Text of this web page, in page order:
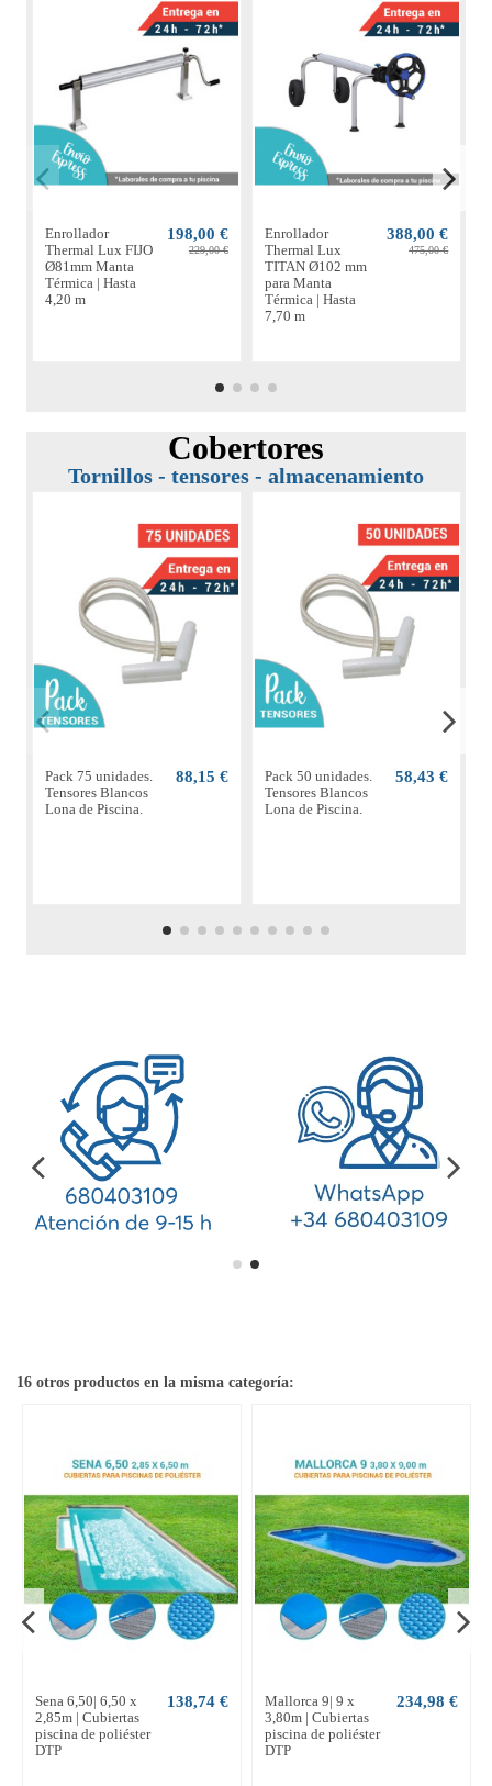
Enrollador
Thermal Lux FIJO
Ø81mm Manta
Térmica | Hasta
4,20 m
198,00 €
229,00 €
Enrollador
Thermal Lux
TITAN Ø102 mm
para Manta
Térmica | Hasta
7,70 m
388,00 €
475,00 €
Cobertores
Tornillos - tensores - almacenamiento
Pack 75 unidades.
Tensores Blancos
Lona de Piscina.
88,15 €
Pack 50 unidades.
Tensores Blancos
Lona de Piscina.
58,43 €
16 otros productos en la misma categoría:
Sena 6,50| 6,50 x
2,85m | Cubiertas
piscina de poliéster
DTP
138,74 €
Mallorca 9| 9 x
3,80m | Cubiertas
piscina de poliéster
DTP
234,98 €